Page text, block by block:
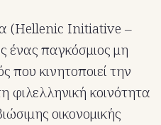
(Hellenic Initiative –
ένας παγκόσμιος μη
που κινητοποιεί την
φιλελληνική κοινότητα
οικονομικής